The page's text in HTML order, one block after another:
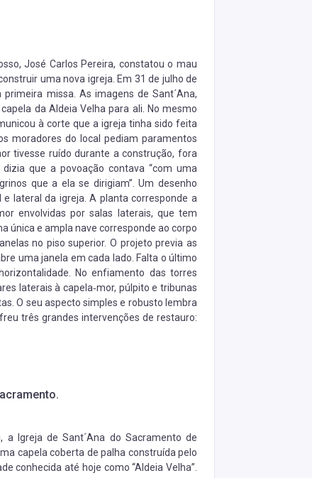
José Carlos Pereira, constatou o mau
uma nova igreja. Em 31 de julho de
missa. As imagens de Sant´Ana,
da Aldeia Velha para ali. No mesmo
à corte que a igreja tinha sido feita
moradores do local pediam paramentos
tivesse ruído durante a construção, fora
que a povoação contava “com uma
que a ela se dirigiam”. Um desenho
lateral da igreja. A planta corresponde a
envolvidas por salas laterais, que tem
única e ampla nave corresponde ao corpo
no piso superior. O projeto previa as
uma janela em cada lado. Falta o último
No enfiamento das torres
laterais à capela‐mor, púlpito e tribunas
O seu aspecto simples e robusto lembra
três grandes intervenções de restauro:
Igreja de Sant´Ana do Sacramento de
capela coberta de palha construída pelo
conhecida até hoje como “Aldeia Velha”.